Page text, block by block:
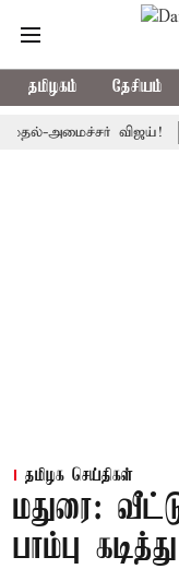
தமிழகம் தேசியம்
அமைச்சர் விஜய்!
தமிழக செய்திகள்
மதுரை:
பாம்பு